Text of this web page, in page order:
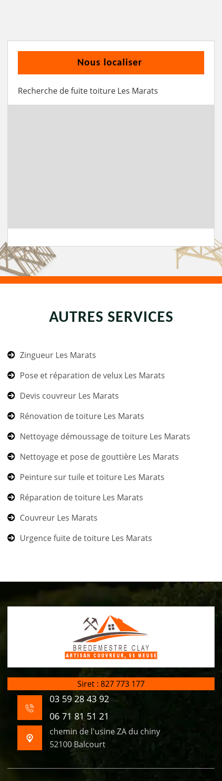
Nous localiser
Recherche de fuite toiture Les Marats
AUTRES SERVICES
Zingueur Les Marats
Pose et réparation de velux Les Marats
Devis couvreur Les Marats
Rénovation de toiture Les Marats
Nettoyage démoussage de toiture Les Marats
Nettoyage et pose de gouttière Les Marats
Peinture sur tuile et toiture Les Marats
Réparation de toiture Les Marats
Couvreur Les Marats
Urgence fuite de toiture Les Marats
Siret : 827 773 177
03 59 28 43 92
06 71 81 51 21
chemin de l'usine ZA du chiny
52100 Balcourt